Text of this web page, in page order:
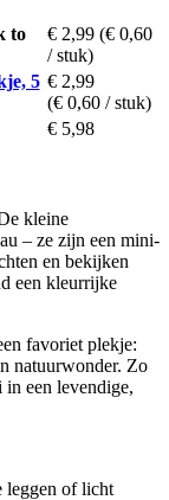
to
€ 2,99 (€ 0,60
/ stuk)
5 € 2,99
(€ 0,60 / stuk)
€ 5,98
kleine
– ze zijn een mini-
en bekijken
een kleurrijke
favoriet plekje:
natuurwonder. Zo
in een levendige,
leggen of licht